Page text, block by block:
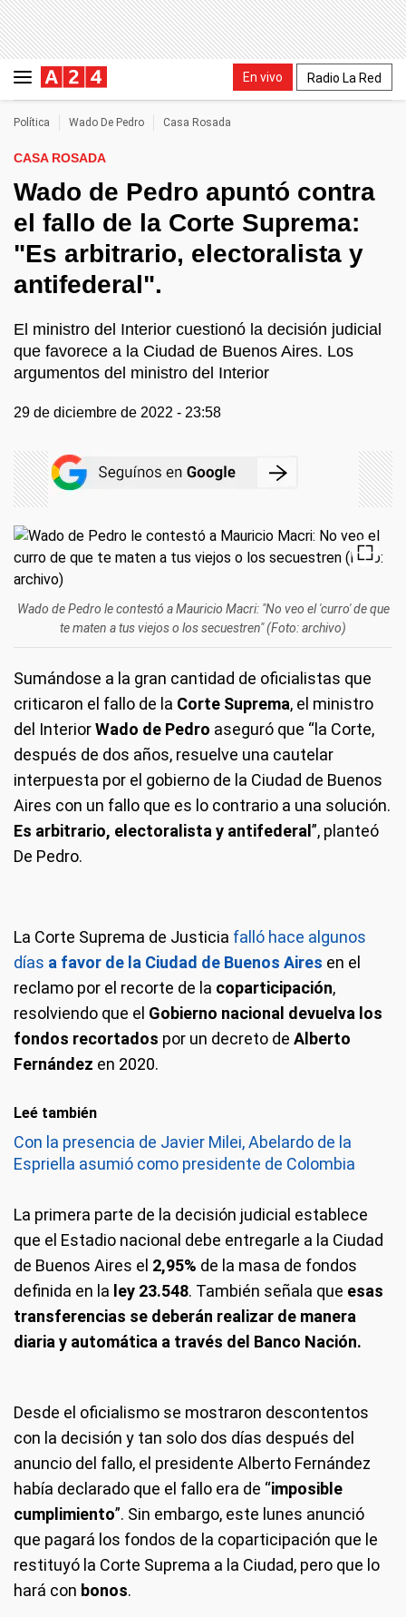
En vivo Radio La Red
Política Wado De Pedro Casa Rosada
CASA ROSADA
Wado de Pedro apuntó contra
el fallo de la Corte Suprema:
"Es arbitrario, electoralista y
antifederal".
El ministro del Interior cuestionó la decisión judicial
que favorece a la Ciudad de Buenos Aires. Los
argumentos del ministro del Interior
29 de diciembre de 2022 - 23:58
Wado de Pedro le contestó a Mauricio Macri: "No veo el 'curro' de que
te maten a tus viejos o los secuestren" (Foto: archivo)
Sumándose a la gran cantidad de oficialistas que
criticaron el fallo de la Corte Suprema, el ministro
del InteriorWado de Pedro aseguró que “la Corte,
después de dos años, resuelve una cautelar
interpuesta por el gobierno de la Ciudad de Buenos
Aires con un fallo que es lo contrario a una solución.
Es arbitrario, electoralista y antifederal ”, planteó
De Pedro.
La Corte Suprema de Justicia falló hace algunos
días a favor de la Ciudad de Buenos Aires en el
reclamo por el recorte de la coparticipación,
resolviendo que el Gobierno nacional devuelva los
fondos recortados por un decreto de Alberto
Fernández en 2020.
Leé también
Con la presencia de Javier Milei, Abelardo de la
Espriella asumió como presidente de Colombia
La primera parte de la decisión judicial establece
que el Estadio nacional debe entregarle a la Ciudad
de Buenos Aires el 2,95% de la masa de fondos
definida en la ley 23.548. También señala que esas
transferencias se deberán realizar de manera
diaria y automática a través del Banco Nación.
Desde el oficialismo se mostraron descontentos
con la decisión y tan solo dos días después del
anuncio del fallo, el presidente Alberto Fernández
había declarado que el fallo era de “imposible
cumplimiento”. Sin embargo, este lunes anunció
que pagará los fondos de la coparticipación que le
restituyó la Corte Suprema a la Ciudad, pero que lo
hará con bonos.